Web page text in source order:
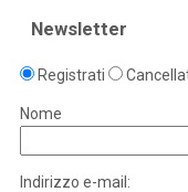
Newsletter
Registrati
Nome
Indirizzo e-mail: